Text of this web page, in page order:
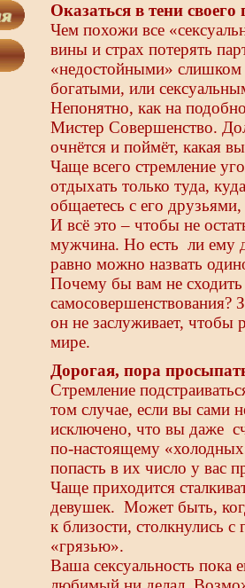
Оказаться в тени своего
Чем похожи все
вины и страх потерять
«недостойными»
богатыми, или
Непонятно, как на
Мистер Совершенство.
очнётся и поймёт, какая
Чаще всего стремление
отдыхать только туда,
общаетесь с его друзьями,
И всё это – чтобы не
мужчина. Но есть ли ему
равно можно назвать
Почему бы вам не сходить
самосовершенствования?
он не заслуживает, чтобы
мире.
Дорогая, пора
Стремление
том случае, если вы сами
исключено, что вы даже
по-настоящему
попасть в их число у вас
Чаще приходится
девушек. Может быть,
к близости, столкнулись
«грязью».
Ваша сексуальность пока